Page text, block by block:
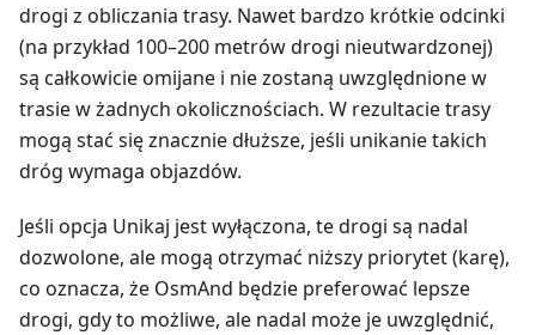
drogi z obliczania trasy. Nawet bardzo krótkie odcinki
(na przykład 100–200 metrów drogi nieutwardzonej)
są całkowicie omijane i nie zostaną uwzględnione w
trasie w żadnych okolicznościach. W rezultacie trasy
mogą stać się znacznie dłuższe, jeśli unikanie takich
dróg wymaga objazdów.
Jeśli opcja Unikaj jest wyłączona, te drogi są nadal
dozwolone, ale mogą otrzymać niższy priorytet (karę),
co oznacza, że OsmAnd będzie preferować lepsze
drogi, gdy to możliwe, ale nadal może je uwzględnić,